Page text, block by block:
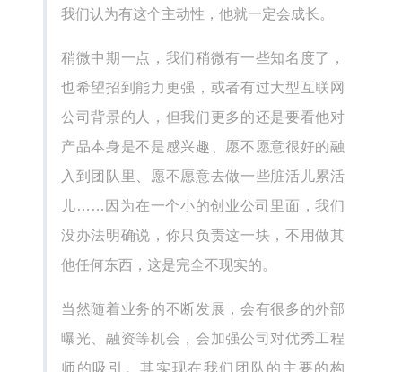
我们认为有这个主动性，他就一定会成长。
稍微中期一点，我们稍微有一些知名度了，
也希望招到能力更强，或者有过大型互联网
公司背景的人，但我们更多的还是要看他对
产品本身是不是感兴趣、愿不愿意很好的融
入到团队里、愿不愿意去做一些脏活儿累活
儿……因为在一个小的创业公司里面，我们
没办法明确说，你只负责这一块，不用做其
他任何东西，这是完全不现实的。
当然随着业务的不断发展，会有很多的外部
曝光、融资等机会，会加强公司对优秀工程
师的吸引。其实现在我们团队的主要的构